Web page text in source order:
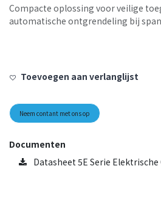
Compacte oplossing voor veilige
automatische ontgrendeling bij
Toevoegen aan verlanglijst
Neem contant met ons op
Documenten
Datasheet 5E Serie